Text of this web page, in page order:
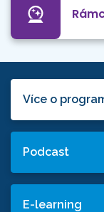
Více o
Podcast
E-learning